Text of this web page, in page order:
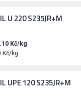
U 220 S235JR+M
Kč/kg
Kč/kg
UPE 120 S235JR+M